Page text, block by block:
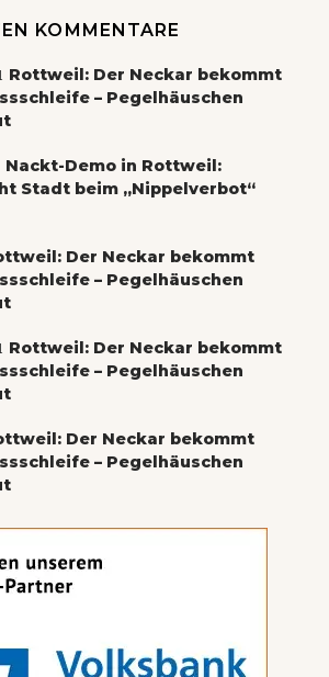
KOMMENTARE
Rottweil: Der Neckar bekommt
– Pegelhäuschen
Nackt-Demo in Rottweil:
Stadt beim „Nippelverbot“
Der Neckar bekommt
– Pegelhäuschen
Rottweil: Der Neckar bekommt
– Pegelhäuschen
Der Neckar bekommt
– Pegelhäuschen